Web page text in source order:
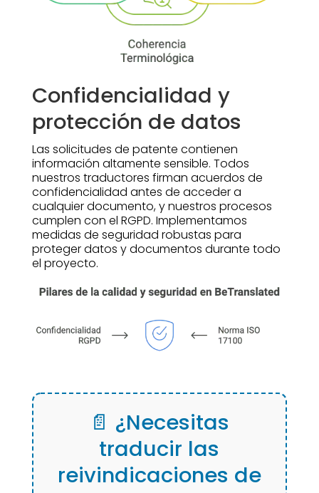
Confidencialidad y
protección de datos
Las solicitudes de patente contienen
información altamente sensible. Todos
nuestros traductores firman acuerdos de
confidencialidad antes de acceder a
cualquier documento, y nuestros procesos
cumplen con el RGPD. Implementamos
medidas de seguridad robustas para
proteger datos y documentos durante todo
el proyecto.
📄 ¿Necesitas
traducir las
reivindicaciones de